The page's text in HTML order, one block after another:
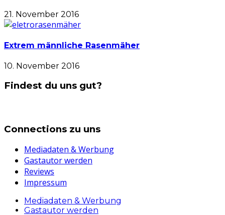
21. November 2016
Extrem männliche Rasenmäher
10. November 2016
Findest du uns gut?
Connections zu uns
Mediadaten & Werbung
Gastautor werden
Reviews
Impressum
Mediadaten & Werbung
Gastautor werden